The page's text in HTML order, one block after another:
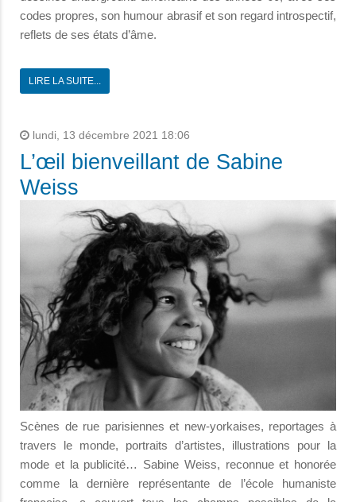
codes propres, son humour abrasif et son regard introspectif,
reflets de ses états d’âme.
LIRE LA SUITE...
lundi, 13 décembre 2021 18:06
L’œil bienveillant de Sabine
Weiss
Scènes de rue parisiennes et new-yorkaises, reportages à
travers le monde, portraits d’artistes, illustrations pour la
mode et la publicité… Sabine Weiss, reconnue et honorée
comme la dernière représentante de l’école humaniste